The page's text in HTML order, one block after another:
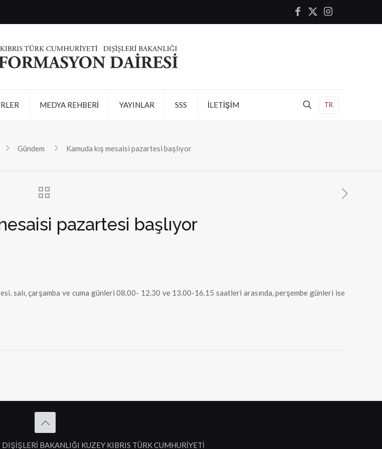
MEDYA REHBERİ YAYINLAR SSS İLETİŞİM TR
Gündem Kamuda kış mesaisi pazartesi başlıyor
pazartesi başlıyor
salı, çarşamba ve cuma günleri 08.00- 12.30 ve 13.00-16.15 saatleri arasında, perşembe günleri ise
BAKANLIĞI KUZEY KIBRIS TÜRK CUMHURİYETİ